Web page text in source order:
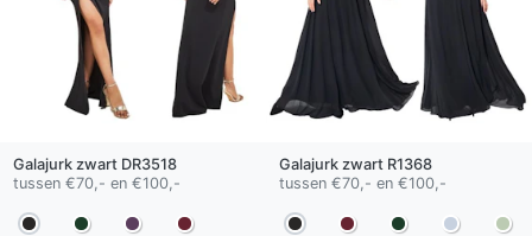
Galajurk zwartDR3518
tussen €70,- en €100,-
Galajurk zwartR1368
tussen €70,- en €100,-